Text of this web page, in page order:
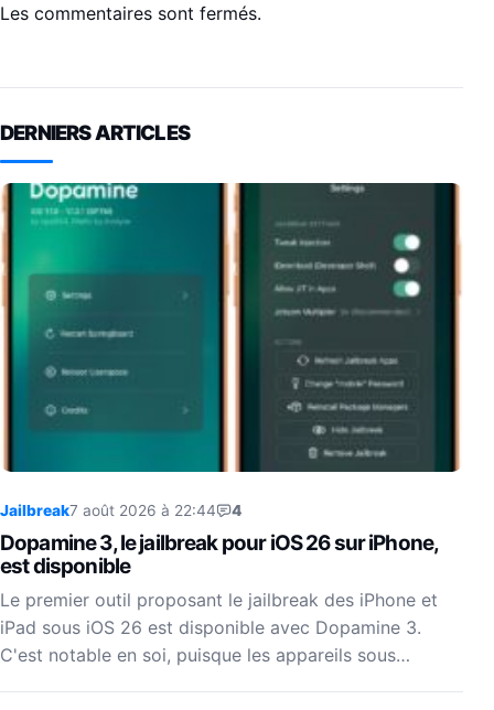
Les commentaires sont fermés.
DERNIERS ARTICLES
Jailbreak7 août 2026 à 22:44 4
Dopamine 3, le jailbreak pour iOS 26 sur iPhone,
est disponible
Le premier outil proposant le jailbreak des iPhone et
iPad sous iOS 26 est disponible avec Dopamine 3.
C'est notable en soi, puisque les appareils sous…